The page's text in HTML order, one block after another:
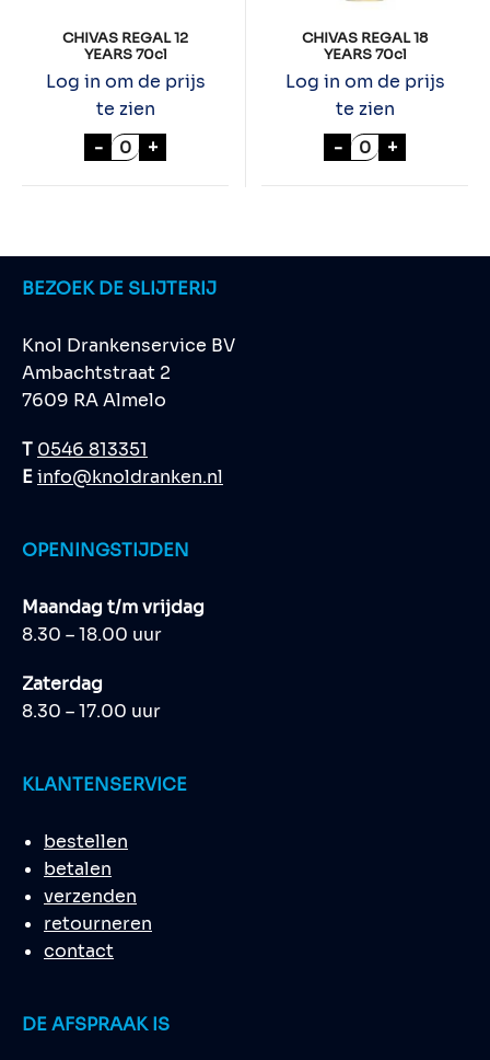
CHIVAS REGAL 12
YEARS 70cl
Log in om de prijs
te zien
- CHIVAS REGAL 12 YEARS 70cl aantal
+
CHIVAS REGAL 18
YEARS 70cl
Log in om de prijs
te zien
- CHIVAS
+
BEZOEK DE SLIJTERIJ
Knol Drankenservice BV
Ambachtstraat 2
7609 RA Almelo
T 0546 813351
Einfo@knoldranken.nl
OPENINGSTIJDEN
Maandag t/m vrijdag
8.30 – 18.00 uur
Zaterdag
8.30 – 17.00 uur
KLANTENSERVICE
bestellen
betalen
verzenden
retourneren
contact
DE AFSPRAAK IS